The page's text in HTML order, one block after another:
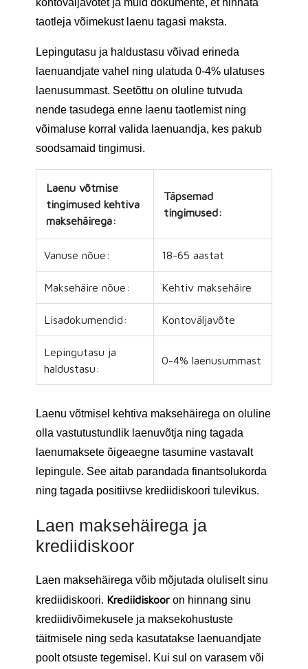
kontoväljavõtet ja muid dokumente, et hinnata
taotleja võimekust laenu tagasi maksta.
Lepingutasu ja haldustasu võivad erineda
laenuandjate vahel ning ulatuda 0-4% ulatuses
laenusummast. Seetõttu on oluline tutvuda
nende tasudega enne laenu taotlemist ning
võimaluse korral valida laenuandja, kes pakub
soodsamaid tingimusi.
Laenu võtmise
tingimused kehtiva
maksehäirega:
Täpsemad
tingimused:
Vanuse nõue: 18-65 aastat
Maksehäire nõue: Kehtiv maksehäire
Lisadokumendid: Kontoväljavõte
Lepingutasu ja
haldustasu:
0-4% laenusummast
Laenu võtmisel kehtiva maksehäirega on oluline
olla vastutustundlik laenuvõtja ning tagada
laenumaksete õigeaegne tasumine vastavalt
lepingule. See aitab parandada finantsolukorda
ning tagada positiivse krediidiskoori tulevikus.
Laen maksehäirega ja
krediidiskoor
Laen maksehäirega võib mõjutada oluliselt sinu
krediidiskoori. Krediidiskoor on hinnang sinu
krediidivõimekusele ja maksekohustuste
täitmisele ning seda kasutatakse laenuandjate
poolt otsuste tegemisel. Kui sul on varasem või